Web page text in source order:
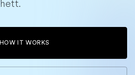
HOW IT WORKS